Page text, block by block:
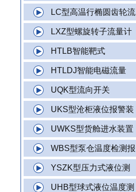
LC型高温行椭圆齿轮流
LXZ型螺旋转子流量计
HTLB智能靶式
HTLDJ智能电磁流量
UQK型流向开关
UKS型沧柜液位报警装
UWKS型货舱进水装置
WBS型泵仓温度检测报
YSZK型压力式液位测
UHB型球式液位温度测